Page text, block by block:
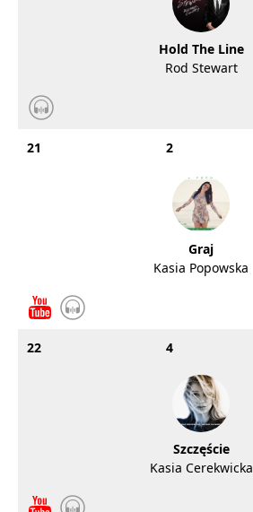
Hold The Line
Rod Stewart
21 2
Graj
Kasia Popowska
22 4
Szczęście
Kasia Cerekwicka